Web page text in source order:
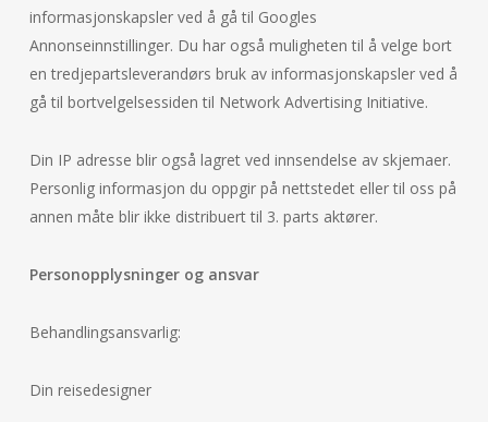
informasjonskapsler ved å gå til Googles
Annonseinnstillinger. Du har også muligheten til å velge bort
en tredjepartsleverandørs bruk av informasjonskapsler ved å
gå til bortvelgelsessiden til Network Advertising Initiative.
Din IP adresse blir også lagret ved innsendelse av skjemaer.
Personlig informasjon du oppgir på nettstedet eller til oss på
annen måte blir ikke distribuert til 3. parts aktører.
Personopplysninger og ansvar
Behandlingsansvarlig:
Din reisedesigner